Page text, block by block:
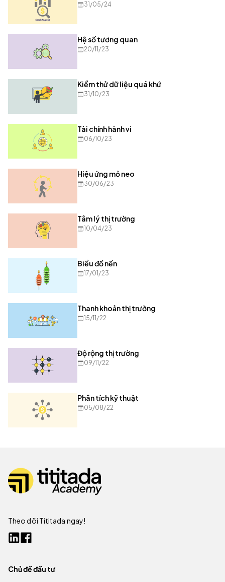
31/05/24
Hệ số tương quan
20/11/23
Kiểm thử dữ liệu quá khứ
31/10/23
Tài chính hành vi
06/10/23
Hiệu ứng mỏ neo
30/06/23
Tâm lý thị trường
10/04/23
Biểu đồ nến
17/01/23
Thanh khoản thị trường
15/11/22
Độ rộng thị trường
09/11/22
Phân tích kỹ thuật
05/08/22
Theo dõi Tititada ngay!
Chủ đề đầu tư